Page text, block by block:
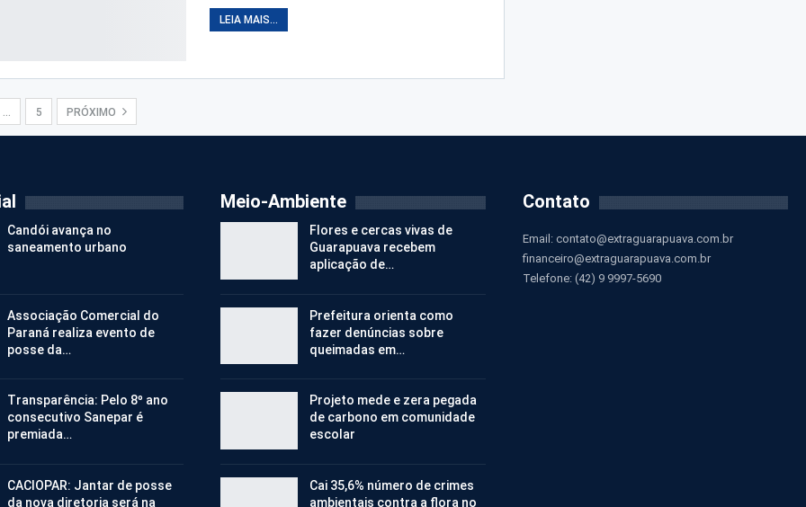
LEIA MAIS...
5 PRÓXIMO
Candói avança no
saneamento urbano
Associação Comercial do
Paraná realiza evento de
posse da…
Transparência: Pelo 8º ano
consecutivo Sanepar é
premiada…
CACIOPAR: Jantar de posse
da nova diretoria será na
Meio-Ambiente
Flores e cercas vivas de
Guarapuava recebem
aplicação de…
Prefeitura orienta como
fazer denúncias sobre
queimadas em…
Projeto mede e zera pegada
de carbono em comunidade
escolar
Cai 35,6% número de crimes
ambientais contra a flora no
Contato
Email: contato@extraguarapuava.com.br
financeiro@extraguarapuava.com.br
Telefone: (42) 9 9997-5690